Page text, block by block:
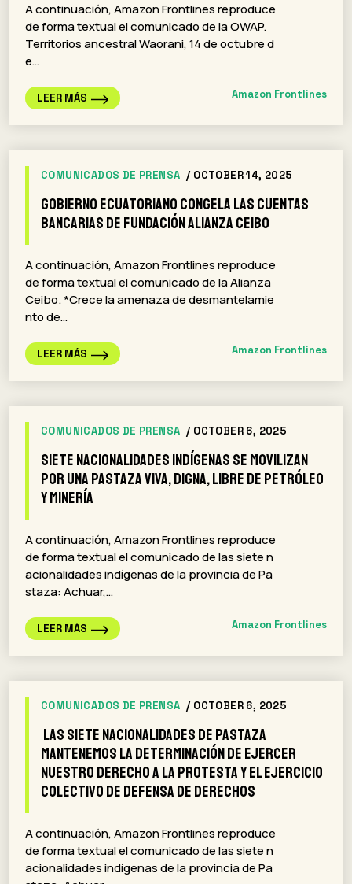
A continuación, Amazon Frontlines reproduce
de forma textual el comunicado de la OWAP.
Territorios ancestral Waorani, 14 de octubre d
e…
LEER MÁS Amazon Frontlines
COMUNICADOS DE PRENSA / OCTOBER 14, 2025
Gobierno ecuatoriano congela las cuentas
bancarias de Fundación Alianza Ceibo
A continuación, Amazon Frontlines reproduce
de forma textual el comunicado de la Alianza
Ceibo. *Crece la amenaza de desmantelamie
nto de…
LEER MÁS Amazon Frontlines
COMUNICADOS DE PRENSA / OCTOBER 6, 2025
Siete nacionalidades indígenas se movilizan
por una Pastaza viva, digna, libre de petróleo
y minería
A continuación, Amazon Frontlines reproduce
de forma textual el comunicado de las siete n
acionalidades indígenas de la provincia de Pa
staza: Achuar,…
LEER MÁS Amazon Frontlines
COMUNICADOS DE PRENSA / OCTOBER 6, 2025
Las siete nacionalidades de Pastaza
mantenemos la determinación de ejercer
nuestro derecho a la protesta y el ejercicio
colectivo de defensa de derechos
A continuación, Amazon Frontlines reproduce
de forma textual el comunicado de las siete n
acionalidades indígenas de la provincia de Pa